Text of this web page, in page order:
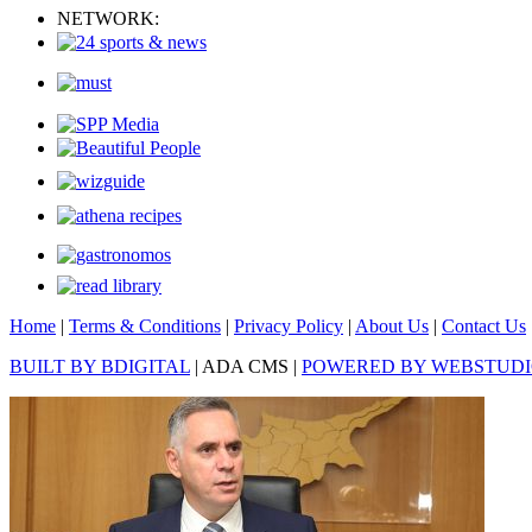
NETWORK:
Home | Terms & Conditions | Privacy Policy | About Us | Contact Us
BUILT BY BDIGITAL | ADA CMS | POWERED BY